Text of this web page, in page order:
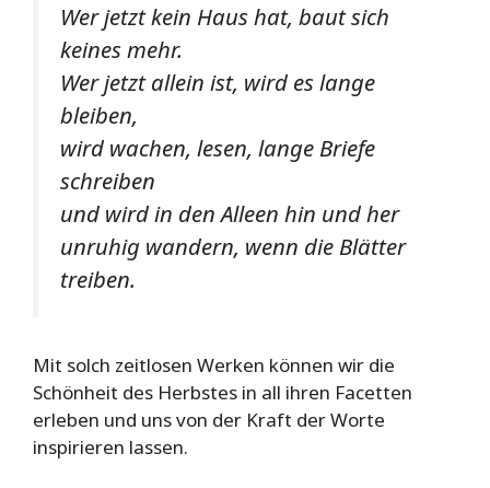
Wer jetzt kein Haus hat, baut sich
keines mehr.
Wer jetzt allein ist, wird es lange
bleiben,
wird wachen, lesen, lange Briefe
schreiben
und wird in den Alleen hin und her
unruhig wandern, wenn die Blätter
treiben.
Mit solch zeitlosen Werken können wir die
Schönheit des Herbstes in all ihren Facetten
erleben und uns von der Kraft der Worte
inspirieren lassen.